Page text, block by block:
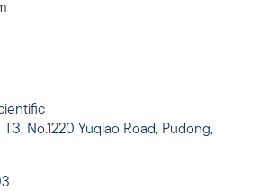
No.1220 Yuqiao Road, Pudong,